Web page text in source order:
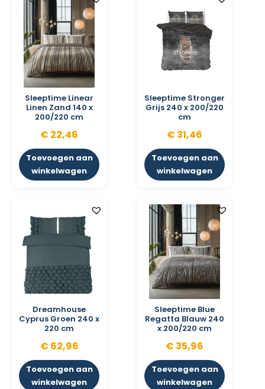
Sleeptime Linear
Linen Zand 140 x
200/220 cm
€ 22,46
Toevoegen aan
winkelwagen
Sleeptime Stronger
Grijs 240 x 200/220
cm
€ 31,46
Toevoegen aan
winkelwagen
Dreamhouse
Cyprus Groen 240 x
220 cm
€ 62,96
Toevoegen aan
winkelwagen
Sleeptime Blue
Regatta Blauw 240
x 200/220 cm
€ 35,96
Toevoegen aan
winkelwagen